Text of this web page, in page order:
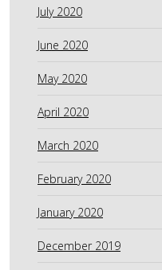
July 2020
June 2020
May 2020
April 2020
March 2020
February 2020
January 2020
December 2019